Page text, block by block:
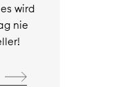
wird
nie